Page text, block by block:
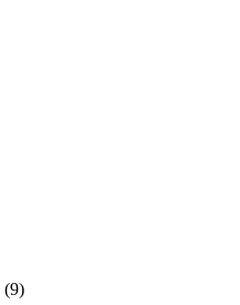
(9)